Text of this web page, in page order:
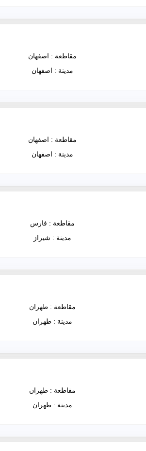
مقاطعة : اصفهان
مدينة : اصفهان
مقاطعة : اصفهان
مدينة : اصفهان
مقاطعة : فارس
مدينة : شيراز
مقاطعة : طهران
مدينة : طهران
مقاطعة : طهران
مدينة : طهران